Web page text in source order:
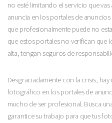
no esté limitando el servicio que
anuncia en los portales de
que profesionalmente puede no
que estos portales no verifican que
alta, tengan seguros de
Desgraciadamente con la crisis,
fotográfico en los portales de
mucho de ser profesional. Busca
garantice su trabajo para que tus